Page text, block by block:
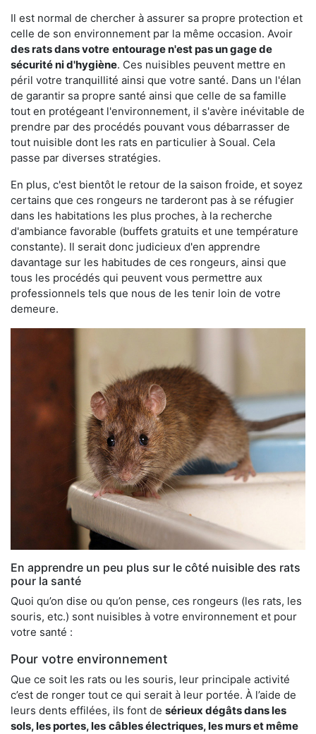
Il est normal de chercher à assurer sa propre protection et
celle de son environnement par la même occasion. Avoir
des rats dans votre entourage n'est pas un gage de
sécurité ni d'hygiène. Ces nuisibles peuvent mettre en
péril votre tranquillité ainsi que votre santé. Dans un l'élan
de garantir sa propre santé ainsi que celle de sa famille
tout en protégeant l'environnement, il s'avère inévitable de
prendre par des procédés pouvant vous débarrasser de
tout nuisible dont les rats en particulier à Soual. Cela
passe par diverses stratégies.
En plus, c'est bientôt le retour de la saison froide, et soyez
certains que ces rongeurs ne tarderont pas à se réfugier
dans les habitations les plus proches, à la recherche
d'ambiance favorable (buffets gratuits et une température
constante). Il serait donc judicieux d'en apprendre
davantage sur les habitudes de ces rongeurs, ainsi que
tous les procédés qui peuvent vous permettre aux
professionnels tels que nous de les tenir loin de votre
demeure.
En apprendre un peu plus sur le côté nuisible des rats
pour la santé
Quoi qu’on dise ou qu’on pense, ces rongeurs (les rats, les
souris, etc.) sont nuisibles à votre environnement et pour
votre santé :
Pour votre environnement
Que ce soit les rats ou les souris, leur principale activité
c’est de ronger tout ce qui serait à leur portée. À l’aide de
leurs dents effilées, ils font de sérieux dégâts dans les
sols, les portes, les câbles électriques, les murs et même